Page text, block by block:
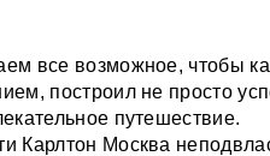
все возможное, чтобы
построил не просто
путешествие.
Карлтон Москва